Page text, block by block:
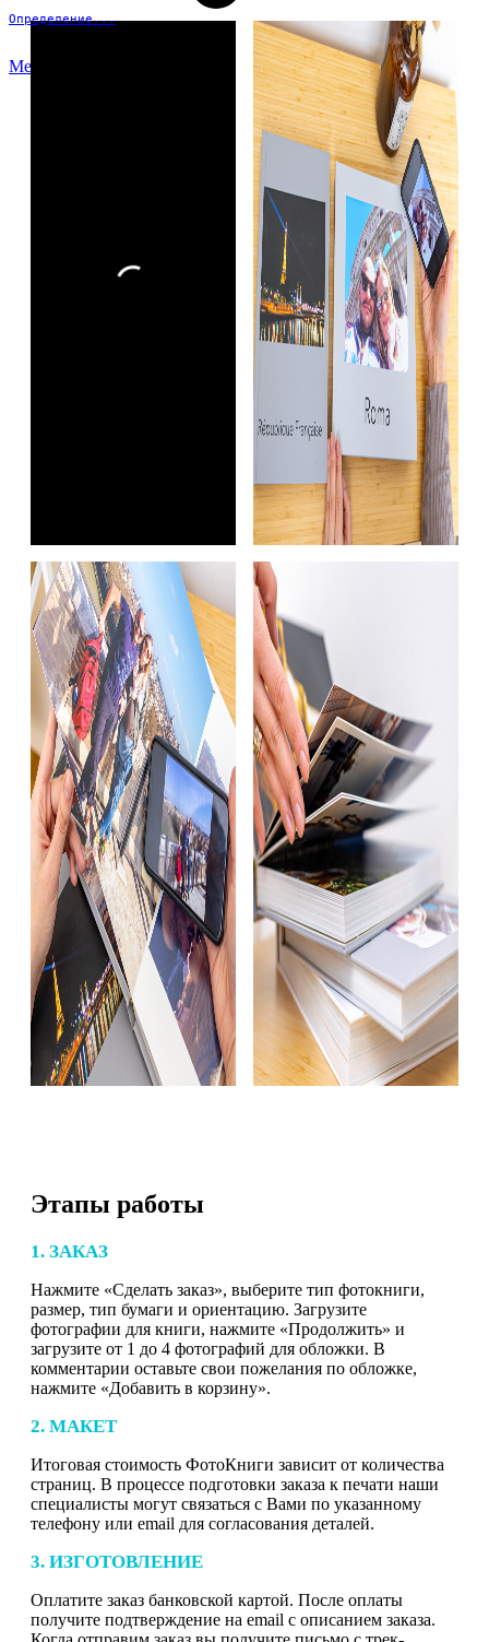
Определение...
Меню
Этапы работы
1. ЗАКАЗ
Нажмите «Сделать заказ», выберите тип фотокниги,
размер, тип бумаги и ориентацию. Загрузите
фотографии для книги, нажмите «Продолжить» и
загрузите от 1 до 4 фотографий для обложки. В
комментарии оставьте свои пожелания по обложке,
нажмите «Добавить в корзину».
2. МАКЕТ
Итоговая стоимость ФотоКниги зависит от количества
страниц. В процессе подготовки заказа к печати наши
специалисты могут связаться с Вами по указанному
телефону или email для согласования деталей.
3. ИЗГОТОВЛЕНИЕ
Оплатите заказ банковской картой. После оплаты
получите подтверждение на email с описанием заказа.